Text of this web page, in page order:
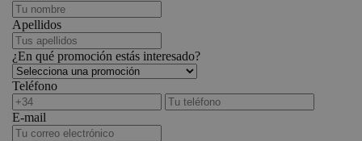
Apellidos
¿En qué promoción estás interesado?
Teléfono
E-mail